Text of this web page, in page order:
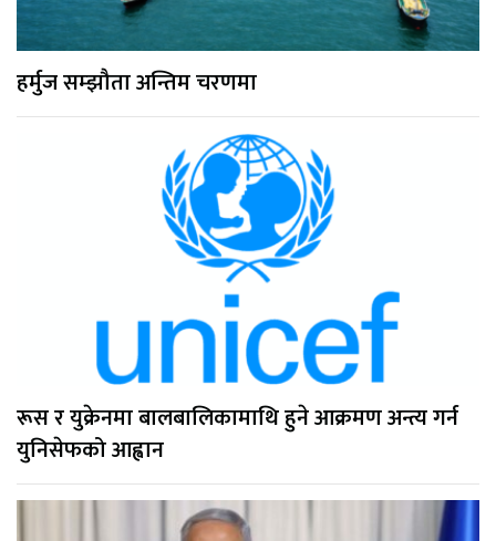
हर्मुज सम्झौता अन्तिम चरणमा
रूस र युक्रेनमा बालबालिकामाथि हुने आक्रमण अन्त्य गर्न
युनिसेफको आह्वान